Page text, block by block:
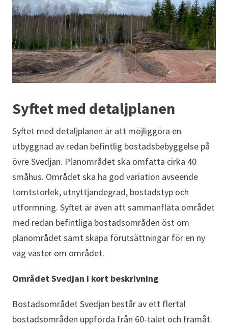
Syftet med detaljplanen
Syftet med detaljplanen är att möjliggöra en
utbyggnad av redan befintlig bostadsbebyggelse på
övre Svedjan. Planområdet ska omfatta cirka 40
småhus. Området ska ha god variation avseende
tomtstorlek, utnyttjandegrad, bostadstyp och
utformning. Syftet är även att sammanfläta området
med redan befintliga bostadsområden öst om
planområdet samt skapa förutsättningar för en ny
väg väster om området.
Området Svedjan i kort beskrivning
Bostadsområdet Svedjan består av ett flertal
bostadsområden uppförda från 60-talet och framåt.